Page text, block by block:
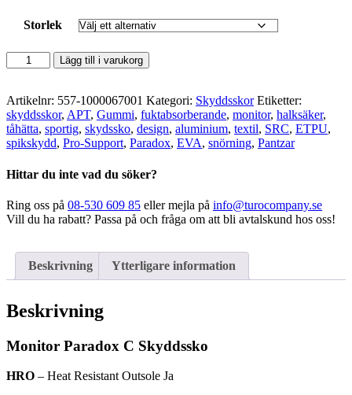
Storlek
Monitor
-
C
Skyddssko
mängd
Lägg till i varukorg
Artikelnr: 557-1000067001 Kategori: Skyddsskor Etiketter:
skyddsskor, APT, Gummi, fuktabsorberande, monitor, halksäker,
tåhätta, sportig, skydssko, design, aluminium, textil, SRC, ETPU,
spikskydd, Pro-Support, Paradox, EVA, snörning, Pantzar
Hittar du inte vad du söker?
Ring oss på 08-530 609 85 eller mejla på info@turocompany.se
Vill du ha rabatt? Passa på och fråga om att bli avtalskund hos oss!
Beskrivning Ytterligare information
Beskrivning
Monitor Paradox C Skyddssko
HRO – Heat Resistant Outsole Ja